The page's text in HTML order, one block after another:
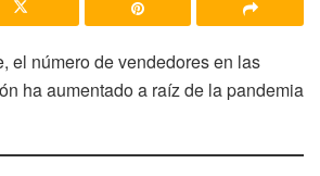
el número de vendedores en las
ha aumentado a raíz de la pandemia